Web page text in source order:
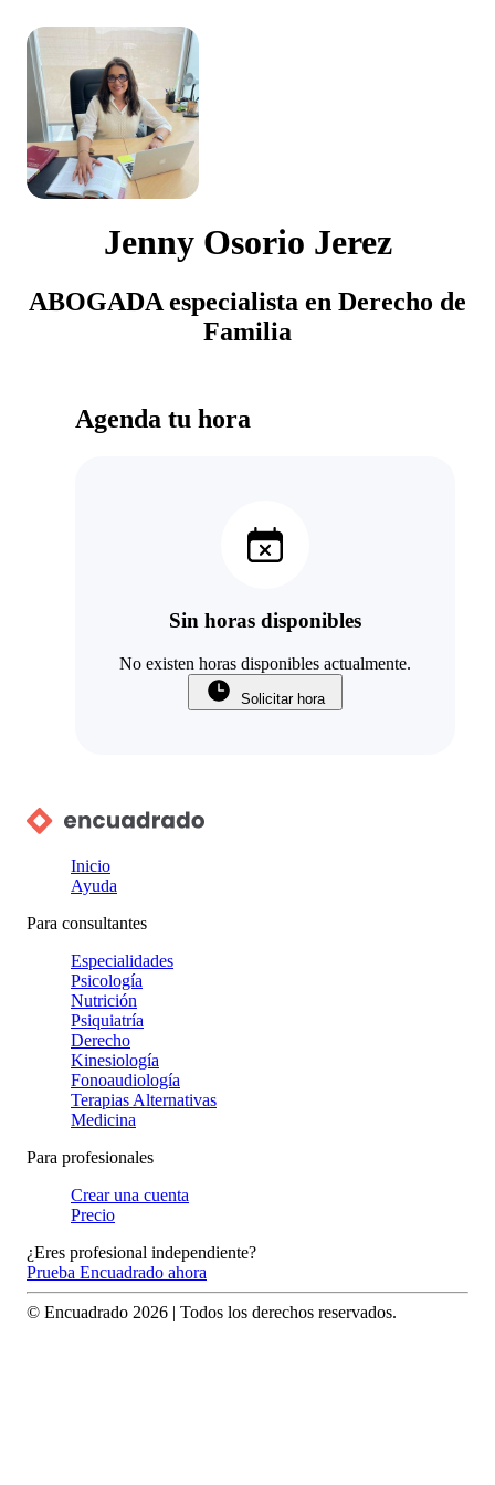
Jenny Osorio Jerez
ABOGADA especialista en Derecho de
Familia
Agenda tu hora
Sin horas disponibles
No existen horas disponibles actualmente.
Solicitar hora
Inicio
Ayuda
Para consultantes
Especialidades
Psicología
Nutrición
Psiquiatría
Derecho
Kinesiología
Fonoaudiología
Terapias Alternativas
Medicina
Para profesionales
Crear una cuenta
Precio
¿Eres profesional independiente?
Prueba Encuadrado ahora
© Encuadrado 2026 | Todos los derechos reservados.